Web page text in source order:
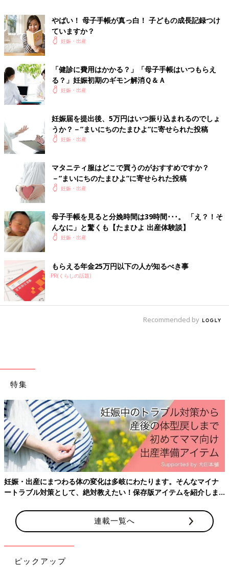
ハローキティ たっぷり＆すっきり収納！母子手帳ケース
グレーのチェック柄×赤リボンのオリジナルキティちゃん柄に、
黒パイピンク＆ゴールド金具で大人っぽさをプラス。持ち歩くだ
けで気分も上がる、バッグタイプの母子手帳ケース。
●サイズ（cm）／高さ約17・幅約23・奥行き約2
●セット内容／本体×1、着脱式ストラップ×1
●素材／表地：ポリエステル、裏地：ポリエステル、透明カード
ポケット：EVA、ファスナー：ポリエステル
仕切りがたくさんあって使い勝手が良いです。バッグタイプで持
ち運びもしやすく、中にチャック付きのポケットが付いているの
入れているので、忘れ物をすることが無くなりました。買って良
かったです。
２、クーザ クラッチタイプ マルチケース くまのプーさん
やばい！ 母子手帳が真っ白！ 子どもの成長記録つけ
ていますか？
妊娠・出産
「健診に費用はかかる？」「母子手帳はいつもらえ
る？」妊娠初期のギモン解消Ｑ＆Ａ
妊娠・出産
妊娠届を提出後、5万円はいつ振り込まれるのでしょ
うか？－”まいにちのたまひよ”に寄せられた投稿
妊娠・出産
マタニティ服はどこで買うのがおすすめですか？
－”まいにちのたまひよ”に寄せられた投稿
妊娠・出産
母子手帳を見ると分娩時間は39時間･･･。 「え？！そ
んなに」と驚くも【たまひよ 出産体験談】
妊娠・出産
もらえる年金25万円以下の人が知るべき事
PR(くらしの話題)
Recommended by
特集
妊娠・出産にまつわる体の変化は多岐にわたります。そんなマイナ
ートラブル対策として、絶対教えたい！保存版アイテムを紹介しま
連載一覧へ
ピックアップ